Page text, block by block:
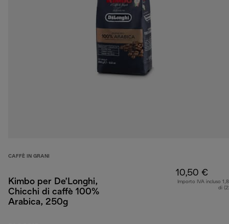
CAFFÈ IN GRANI
Kimbo per De’Longhi,
Chicchi di caffè 100%
Arabica, 250g
10,50 €
Importo IVA incluso
di